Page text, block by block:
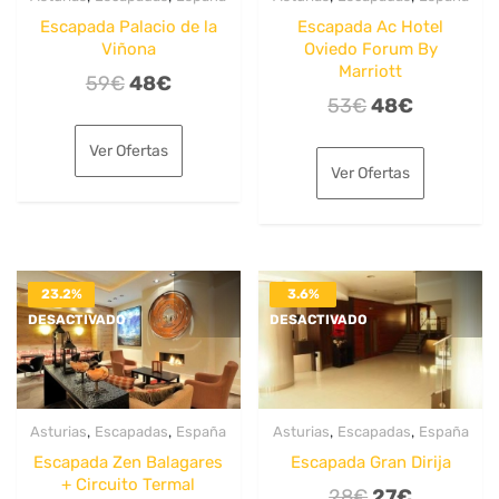
Escapada Palacio de la
Viñona
59€El
original
era:
48€El
es:
Ver Ofertas
Escapada Ac Hotel
Oviedo Forum By
Marriott
53€El
original
era:
48€El
es:
Ver Ofertas
23.2%
DESACTIVADO
Asturias, Escapadas, España
Escapada Zen Balagares
+ Circuito Termal
3.6%
DESACTIVADO
Asturias, Escapadas, España
Escapada Gran Dirija